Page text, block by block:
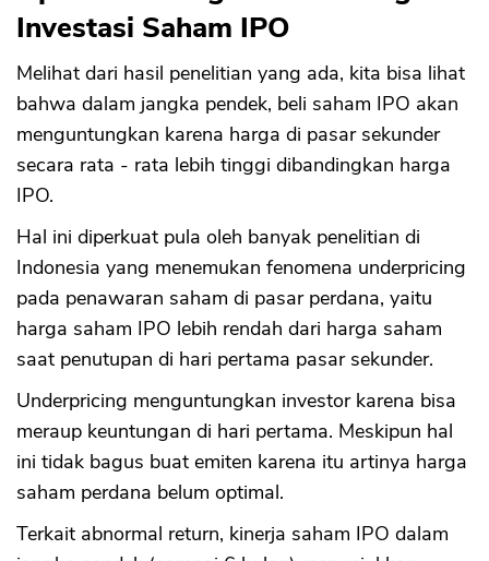
Investasi Saham IPO
Melihat dari hasil penelitian yang ada, kita bisa lihat
bahwa dalam jangka pendek, beli saham IPO akan
menguntungkan karena harga di pasar sekunder
secara rata - rata lebih tinggi dibandingkan harga
IPO.
Hal ini diperkuat pula oleh banyak penelitian di
Indonesia yang menemukan fenomena underpricing
pada penawaran saham di pasar perdana, yaitu
harga saham IPO lebih rendah dari harga saham
saat penutupan di hari pertama pasar sekunder.
Underpricing menguntungkan investor karena bisa
meraup keuntungan di hari pertama. Meskipun hal
ini tidak bagus buat emiten karena itu artinya harga
saham perdana belum optimal.
Terkait abnormal return, kinerja saham IPO dalam